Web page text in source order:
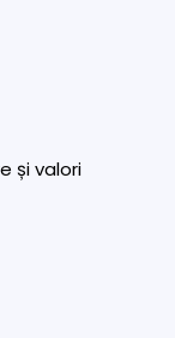
și valori